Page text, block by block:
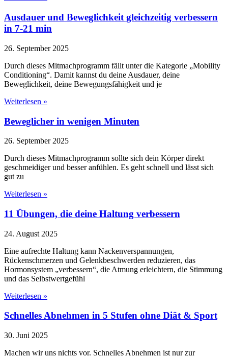
Ausdauer und Beweglichkeit gleichzeitig verbessern
in 7-21 min
26. September 2025
Durch dieses Mitmachprogramm fällt unter die Kategorie „Mobility
Conditioning“. Damit kannst du deine Ausdauer, deine
Beweglichkeit, deine Bewegungsfähigkeit und je
Weiterlesen »
Beweglicher in wenigen Minuten
26. September 2025
Durch dieses Mitmachprogramm sollte sich dein Körper direkt
geschmeidiger und besser anfühlen. Es geht schnell und lässt sich
gut zu
Weiterlesen »
11 Übungen, die deine Haltung verbessern
24. August 2025
Eine aufrechte Haltung kann Nackenverspannungen,
Rückenschmerzen und Gelenkbeschwerden reduzieren, das
Hormonsystem „verbessern“, die Atmung erleichtern, die Stimmung
und das Selbstwertgefühl
Weiterlesen »
Schnelles Abnehmen in 5 Stufen ohne Diät & Sport
30. Juni 2025
Machen wir uns nichts vor. Schnelles Abnehmen ist nur zur